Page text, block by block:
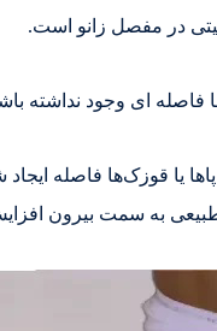
در مفصل زانو است.
ای وجود نداشته
یا قوزک‌ها فاصله
به سمت بیرون